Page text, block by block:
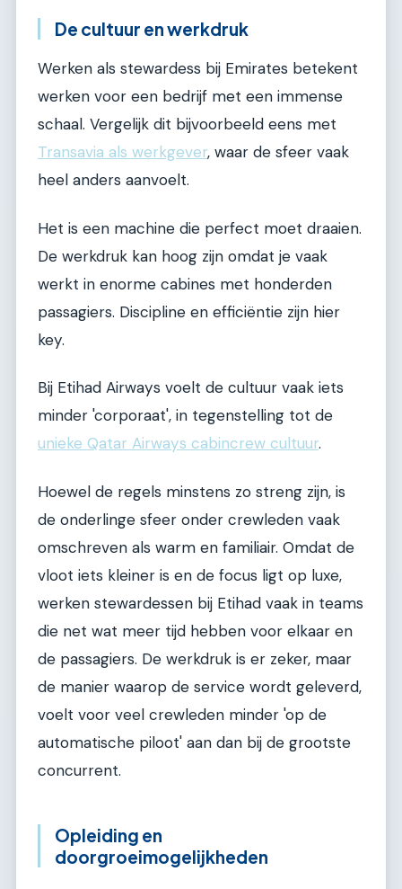
De cultuur en werkdruk
Werken als stewardess bij Emirates betekent
werken voor een bedrijf met een immense
schaal. Vergelijk dit bijvoorbeeld eens met
Transavia als werkgever, waar de sfeer vaak
heel anders aanvoelt.
Het is een machine die perfect moet draaien.
De werkdruk kan hoog zijn omdat je vaak
werkt in enorme cabines met honderden
passagiers. Discipline en efficiëntie zijn hier
key.
Bij Etihad Airways voelt de cultuur vaak iets
minder 'corporaat', in tegenstelling tot de
unieke Qatar Airways cabincrew cultuur.
Hoewel de regels minstens zo streng zijn, is
de onderlinge sfeer onder crewleden vaak
omschreven als warm en familiair. Omdat de
vloot iets kleiner is en de focus ligt op luxe,
werken stewardessen bij Etihad vaak in teams
die net wat meer tijd hebben voor elkaar en
de passagiers. De werkdruk is er zeker, maar
de manier waarop de service wordt geleverd,
voelt voor veel crewleden minder 'op de
automatische piloot' aan dan bij de grootste
concurrent.
Opleiding en
doorgroeimogelijkheden